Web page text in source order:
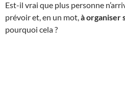
Est-il vrai que plus personne
prévoir et, en un mot, à organiser
pourquoi cela ?